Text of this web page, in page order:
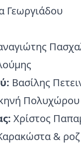
Γεωργιάδου
Βασίλης
Πολυχώρου
Χρίστος
& ροζ